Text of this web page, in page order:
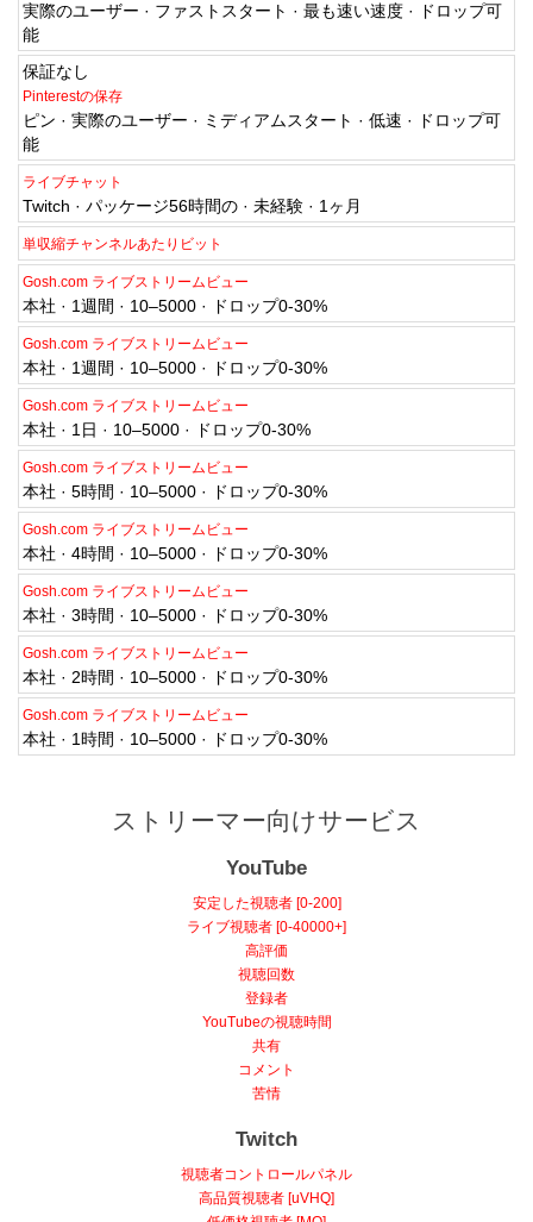
実際のユーザー · ファストスタート · 最も速い速度 · ドロップ可
能
保証なし
Pinterestの保存
ピン · 実際のユーザー · ミディアムスタート · 低速 · ドロップ可
能
ライブチャット
Twitch · パッケージ56時間の · 未経験 · 1ヶ月
単収縮チャンネルあたりビット
Gosh.com ライブストリームビュー
本社 · 1週間 · 10–5000 · ドロップ0-30%
Gosh.com ライブストリームビュー
本社 · 1週間 · 10–5000 · ドロップ0-30%
Gosh.com ライブストリームビュー
本社 · 1日 · 10–5000 · ドロップ0-30%
Gosh.com ライブストリームビュー
本社 · 5時間 · 10–5000 · ドロップ0-30%
Gosh.com ライブストリームビュー
本社 · 4時間 · 10–5000 · ドロップ0-30%
Gosh.com ライブストリームビュー
本社 · 3時間 · 10–5000 · ドロップ0-30%
Gosh.com ライブストリームビュー
本社 · 2時間 · 10–5000 · ドロップ0-30%
Gosh.com ライブストリームビュー
本社 · 1時間 · 10–5000 · ドロップ0-30%
ストリーマー向けサービス
YouTube
安定した視聴者 [0-200]
ライブ視聴者 [0-40000+]
高評価
視聴回数
登録者
YouTubeの視聴時間
共有
コメント
苦情
Twitch
視聴者コントロールパネル
高品質視聴者 [uVHQ]